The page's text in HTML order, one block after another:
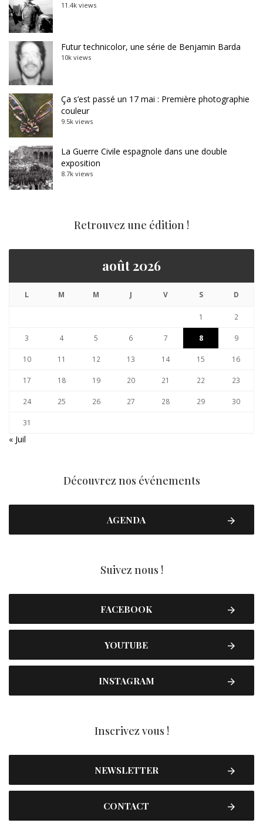
11.4k views
Futur technicolor, une série de Benjamin Barda
10k views
Ça s’est passé un 17 mai : Première photographie
couleur
9.5k views
La Guerre Civile espagnole dans une double
exposition
8.7k views
Retrouvez une édition !
août 2026
L M M J V S D
1 2
3 4 5 6 7 8 9
10 11 12 13 14 15 16
17 18 19 20 21 22 23
24 25 26 27 28 29 30
31
« Juil
Découvrez nos événements
AGENDA
Suivez nous !
FACEBOOK
YOUTUBE
INSTAGRAM
Inscrivez vous !
NEWSLETTER
CONTACT